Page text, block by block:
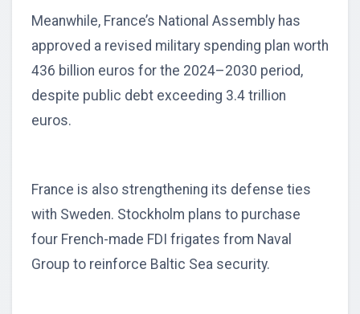
Meanwhile, France’s National Assembly has
approved a revised military spending plan worth
436 billion euros for the 2024–2030 period,
despite public debt exceeding 3.4 trillion
euros.
France is also strengthening its defense ties
with Sweden. Stockholm plans to purchase
four French-made FDI frigates from Naval
Group to reinforce Baltic Sea security.